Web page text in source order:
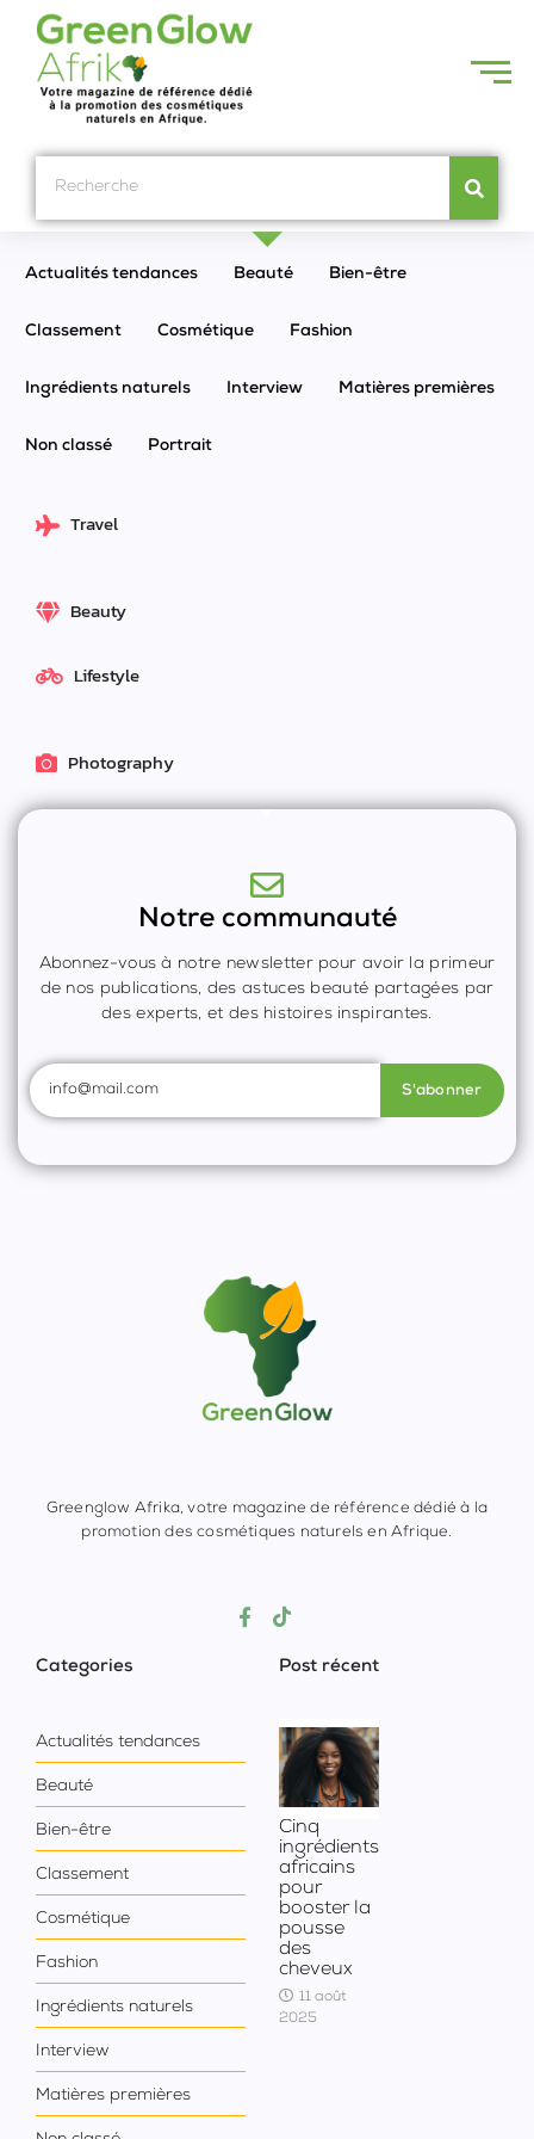
Actualités tendances Beauté Bien-être
Classement Cosmétique Fashion
Ingrédients naturels Interview Matières premières
Non classé Portrait
Travel
Beauty
Lifestyle
Photography
Notre communauté
Abonnez-vous à notre newsletter pour avoir la primeur
de nos publications, des astuces beauté partagées par
des experts, et des histoires inspirantes.
S'abonner
Greenglow Afrika, votre magazine de référence dédié à la
promotion des cosmétiques naturels en Afrique.
Categories
Actualités tendances
Beauté
Bien-être
Classement
Cosmétique
Fashion
Ingrédients naturels
Interview
Matières premières
Post récent
Cinq
ingrédients
africains
pour
booster la
pousse
des
cheveux
11 août
2025